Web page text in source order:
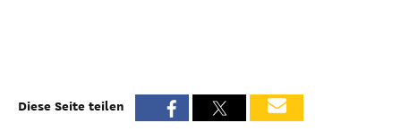
Diese Seite teilen